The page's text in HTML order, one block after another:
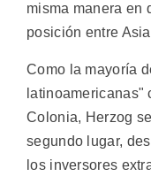
misma manera en
posición entre
Como la mayoría
latinoamericanas"
Colonia, Herzog
segundo lugar,
los inversores